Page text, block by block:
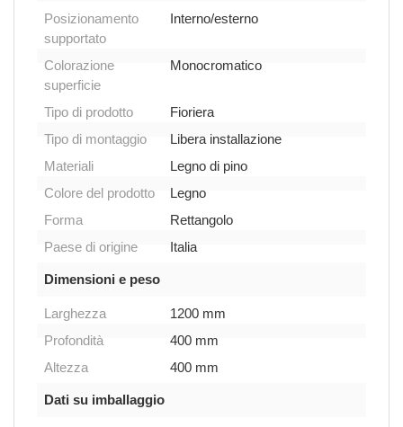
Posizionamento
supportato
Interno/esterno
Colorazione
superficie
Monocromatico
Tipo di prodotto
Fioriera
Tipo di montaggio
Libera installazione
Materiali
Legno di pino
Colore del prodotto
Legno
Forma
Rettangolo
Paese di origine
Italia
Dimensioni e peso
Larghezza
1200 mm
Profondità
400 mm
Altezza
400 mm
Dati su imballaggio